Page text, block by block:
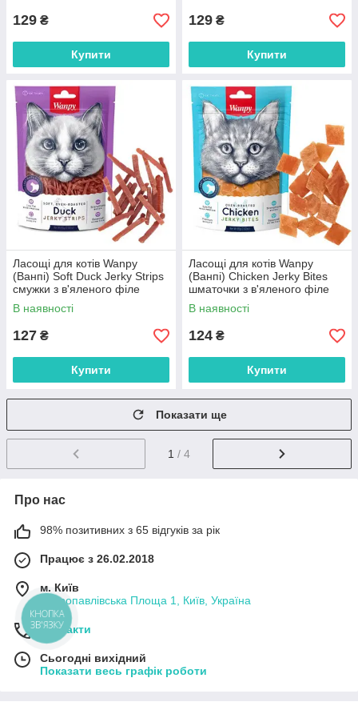
129 ₴
Купити
129 ₴
Купити
Ласощі для котів Wanpy
(Ванпі) Soft Duck Jerky Strips
смужки з в'яленого філе
качки 80 г
В наявності
127 ₴
Купити
Ласощі для котів Wanpy
(Ванпі) Chicken Jerky Bites
шматочки з в'яленого філе
курки 80 г
В наявності
124 ₴
Купити
Показати ще
1 / 4
Про нас
98% позитивних з 65 відгуків за рік
Працює з 26.02.2018
м. Київ
Петропавлівська Площа 1, Київ, Україна
Контакти
Сьогодні вихідний
Показати весь графік роботи
КНОПКА
ЗВ'ЯЗКУ